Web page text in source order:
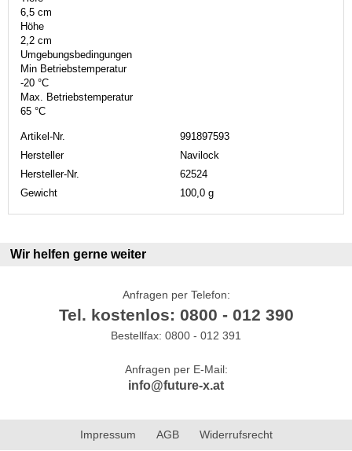
6,5 cm
Höhe
2,2 cm
Umgebungsbedingungen
Min Betriebstemperatur
-20 °C
Max. Betriebstemperatur
65 °C
Artikel-Nr.
991897593
Hersteller
Navilock
Hersteller-Nr.
62524
Gewicht
100,0 g
Wir helfen gerne weiter
Anfragen per Telefon:
Tel. kostenlos: 0800 - 012 390
Bestellfax: 0800 - 012 391
Anfragen per E-Mail:
info@future-x.at
Impressum AGB Widerrufsrecht